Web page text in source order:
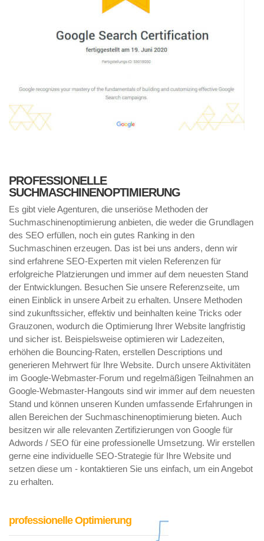
PROFESSIONELLE
SUCHMASCHINENOPTIMIERUNG
Es gibt viele Agenturen, die unseriöse Methoden der
Suchmaschinenoptimierung anbieten, die weder die Grundlagen
des SEO erfüllen, noch ein gutes Ranking in den
Suchmaschinen erzeugen. Das ist bei uns anders, denn wir
sind erfahrene SEO-Experten mit vielen Referenzen für
erfolgreiche Platzierungen und immer auf dem neuesten Stand
der Entwicklungen. Besuchen Sie unsere Referenzseite, um
einen Einblick in unsere Arbeit zu erhalten. Unsere Methoden
sind zukunftssicher, effektiv und beinhalten keine Tricks oder
Grauzonen, wodurch die Optimierung Ihrer Website langfristig
und sicher ist. Beispielsweise optimieren wir Ladezeiten,
erhöhen die Bouncing-Raten, erstellen Descriptions und
generieren Mehrwert für Ihre Website. Durch unsere Aktivitäten
im Google-Webmaster-Forum und regelmäßigen Teilnahmen an
Google-Webmaster-Hangouts sind wir immer auf dem neuesten
Stand und können unseren Kunden umfassende Erfahrungen in
allen Bereichen der Suchmaschinenoptimierung bieten. Auch
besitzen wir alle relevanten Zertifizierungen von Google für
Adwords / SEO für eine professionelle Umsetzung. Wir erstellen
gerne eine individuelle SEO-Strategie für Ihre Website und
setzen diese um - kontaktieren Sie uns einfach, um ein Angebot
zu erhalten.
professionelle Optimierung